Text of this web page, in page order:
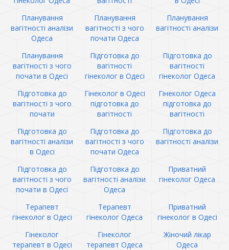
Планування
вагітності аналізи
Одеса
Планування
вагітності з чого
почати Одеса
Планування
вагітності аналізи
Планування
вагітності з чого
почати в Одесі
Підготовка до
вагітності
гінеколог в Одесі
Підготовка до
вагітності
гінеколог Одеса
Підготовка до
вагітності з чого
почати
Гінеколог в Одесі
підготовка до
вагітності
Гінеколог Одеса
підготовка до
вагітності
Підготовка до
вагітності аналізи
в Одесі
Підготовка до
вагітності з чого
почати Одеса
Підготовка до
вагітності аналізи
Підготовка до
вагітності з чого
почати в Одесі
Підготовка до
вагітності аналізи
Одеса
Приватний
гінеколог Одеса
Терапевт
гінеколог в Одесі
Терапевт
гінеколог Одеса
Приватний
гінеколог в Одесі
Гінеколог
терапевт в Одесі
Гінеколог
терапевт Одеса
Жіночий лікар
Одеса